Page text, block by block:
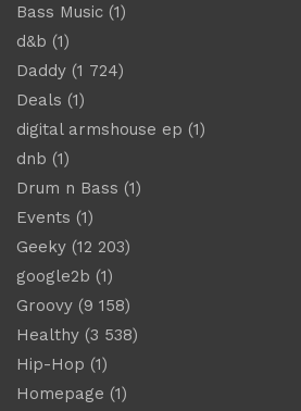
Bass Music (1)
d&b (1)
Daddy (1 724)
Deals (1)
digital armshouse ep (1)
dnb (1)
Drum n Bass (1)
Events (1)
Geeky (12 203)
google2b (1)
Groovy (9 158)
Healthy (3 538)
Hip-Hop (1)
Homepage (1)